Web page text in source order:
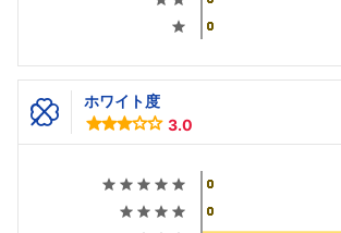
ホワイト度
3.0